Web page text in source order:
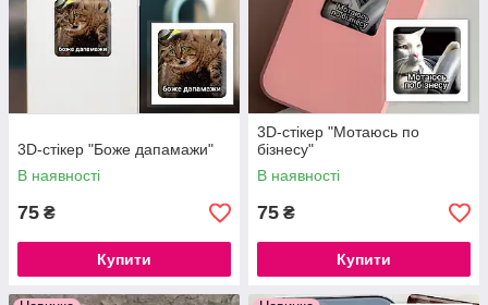
3D-стікер "Боже дапамажи"
В наявності
75 ₴
Купити
3D-стікер "Мoтаюсь по
бізнесу"
В наявності
75 ₴
Купити